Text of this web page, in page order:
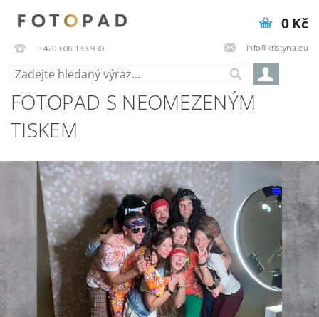
+420 606 133 930 info@kristyna.eu
0 Kč
FOTOPAD S NEOMEZENÝM
TISKEM